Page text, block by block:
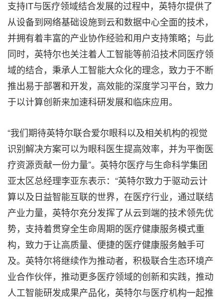
支持IT与医疗领域结合发展的过程中，英特尔提供了
从设备到网络基础设施到云和数据中心全面的技术，
并拥有着丰富的产业协作经验和用户支持策略；与此
同时，英特尔也关注着人工智能等前沿技术同医疗领
域的结合，秉承人工智能大众化的理念，致力于不断
推出易于部署和开发，高效能的深度学习平台，致力
于以计算创新来加速科研发展和临床应用。
“我们期待英特尔联合爱尔眼科以及相关机构的视觉
识别解决方案可以为眼科医生提高效率，并为平衡医
疗资源贡献一份力量”。英特尔医疗与生命科学集团
亚太区总经理李亚东表示：“英特尔致力于驱动云计
算以及日益智能互联的世界，在医疗行业，通过联结
产业力量，英特尔充分发挥了从云到端的技术领先优
势，支持着贯穿全生命周期的医疗健康服务模式重
构，致力于让高质量、便捷的医疗健康服务触手可
及。英特尔将继续作为推动者，积极联合生态环境产
业合作伙伴，推动更多医疗领域的创新和实践，推动
人工智能研发成果产品化，英特尔与医疗机构一起推